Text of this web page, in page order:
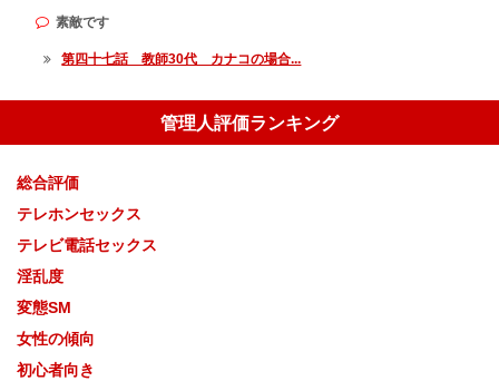
素敵です
第四十七話 教師30代 カナコの場合...
管理人評価ランキング
総合評価
テレホンセックス
テレビ電話セックス
淫乱度
変態SM
女性の傾向
初心者向き